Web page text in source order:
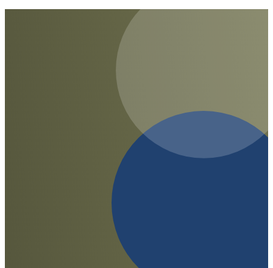
und Polizei sorgten für Sicherheit und Ordnung.